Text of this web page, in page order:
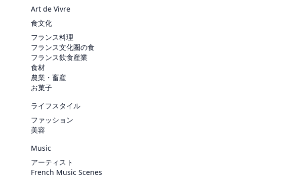
Art de Vivre
食文化
フランス料理
フランス文化圏の食
フランス飲食産業
食材
農業・畜産
お菓子
ライフスタイル
ファッション
美容
Music
アーティスト
French Music Scenes